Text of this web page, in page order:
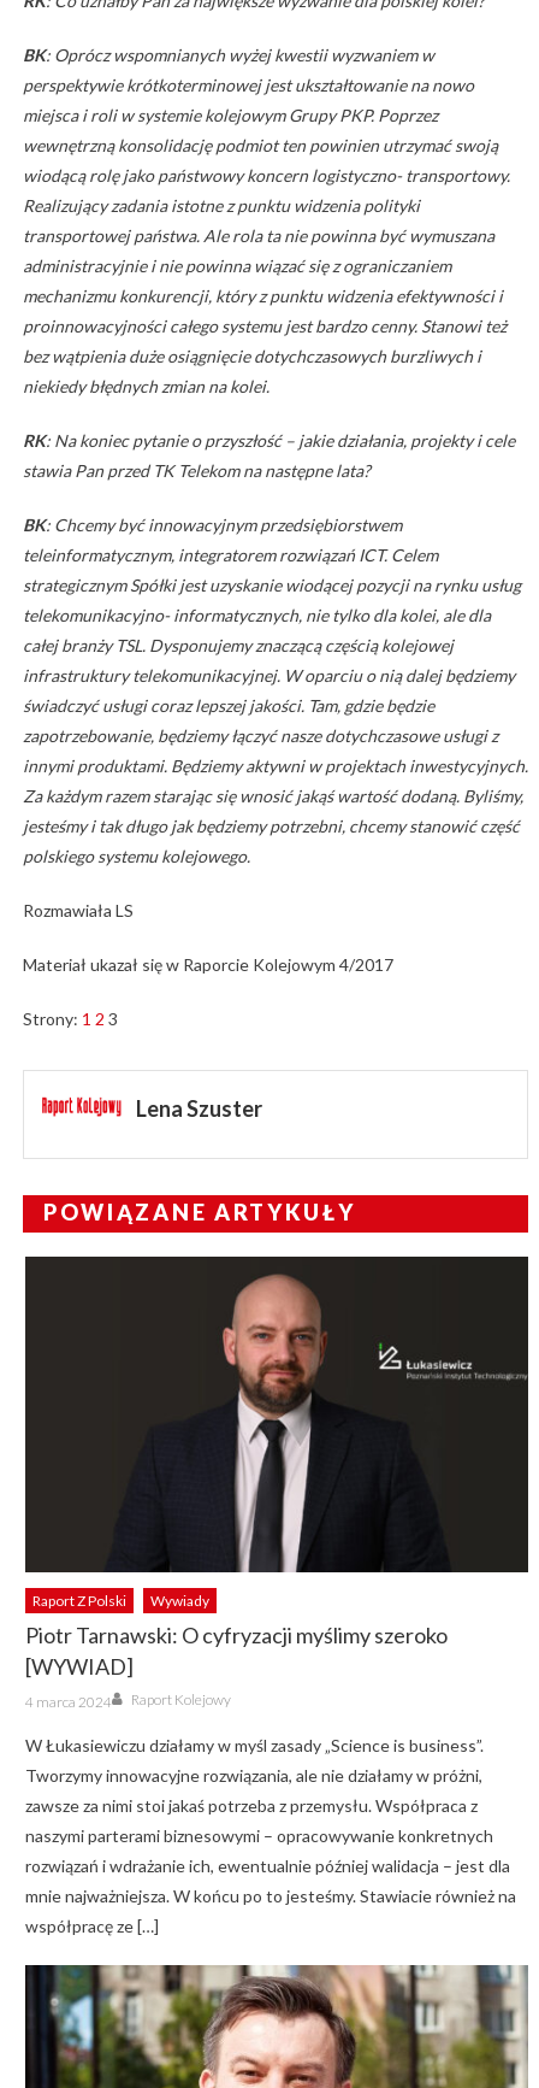
BK: Oprócz wspomnianych wyżej kwestii wyzwaniem w
perspektywie krótkoterminowej jest ukształtowanie na nowo
miejsca i roli w systemie kolejowym Grupy PKP. Poprzez
wewnętrzną konsolidację podmiot ten powinien utrzymać swoją
wiodącą rolę jako państwowy koncern logistyczno- transportowy.
Realizujący zadania istotne z punktu widzenia polityki
transportowej państwa. Ale rola ta nie powinna być wymuszana
administracyjnie i nie powinna wiązać się z ograniczaniem
mechanizmu konkurencji, który z punktu widzenia efektywności i
proinnowacyjności całego systemu jest bardzo cenny. Stanowi też
bez wątpienia duże osiągnięcie dotychczasowych burzliwych i
niekiedy błędnych zmian na kolei.
RK: Na koniec pytanie o przyszłość – jakie działania, projekty i cele
stawia Pan przed TK Telekom na następne lata?
BK: Chcemy być innowacyjnym przedsiębiorstwem
teleinformatycznym, integratorem rozwiązań ICT. Celem
strategicznym Spółki jest uzyskanie wiodącej pozycji na rynku usług
telekomunikacyjno- informatycznych, nie tylko dla kolei, ale dla
całej branży TSL. Dysponujemy znaczącą częścią kolejowej
infrastruktury telekomunikacyjnej. W oparciu o nią dalej będziemy
świadczyć usługi coraz lepszej jakości. Tam, gdzie będzie
zapotrzebowanie, będziemy łączyć nasze dotychczasowe usługi z
innymi produktami. Będziemy aktywni w projektach inwestycyjnych.
Za każdym razem starając się wnosić jakąś wartość dodaną. Byliśmy,
jesteśmy i tak długo jak będziemy potrzebni, chcemy stanowić część
polskiego systemu kolejowego.
Rozmawiała LS
Materiał ukazał się w Raporcie Kolejowym 4/2017
Strony: 1 2 3
Lena Szuster
POWIĄZANE ARTYKUŁY
Raport Z Polski Wywiady
Piotr Tarnawski: O cyfryzacji myślimy szeroko
[WYWIAD]
Posted
on
4 marca 2024 Author
Raport Kolejowy
W Łukasiewiczu działamy w myśl zasady „Science is business”.
Tworzymy innowacyjne rozwiązania, ale nie działamy w próżni,
zawsze za nimi stoi jakaś potrzeba z przemysłu. Współpraca z
naszymi parterami biznesowymi – opracowywanie konkretnych
rozwiązań i wdrażanie ich, ewentualnie później walidacja – jest dla
mnie najważniejsza. W końcu po to jesteśmy. Stawiacie również na
współpracę ze […]